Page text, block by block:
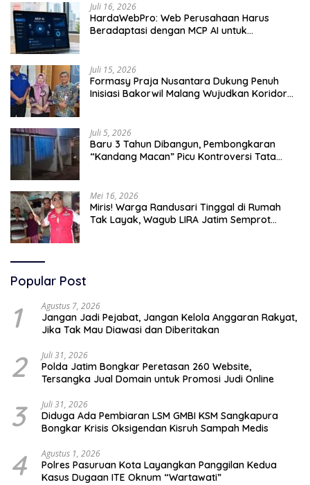
Juli 16, 2026
HardaWebPro: Web Perusahaan Harus
Beradaptasi dengan MCP AI untuk
Juli 15, 2026
Formasy Praja Nusantara Dukung Penuh
Inisiasi Bakorwil Malang Wujudkan Koridor
Juli 5, 2026
Baru 3 Tahun Dibangun, Pembongkaran
“Kandang Macan” Picu Kontroversi Tata
Mei 16, 2026
Miris! Warga Randusari Tinggal di Rumah
Tak Layak, Wagub LIRA Jatim Semprot
Popular Post
1 Agustus 7, 2026
Jangan Jadi Pejabat, Jangan Kelola Anggaran Rakyat,
Jika Tak Mau Diawasi dan Diberitakan
2 Juli 31, 2026
Polda Jatim Bongkar Peretasan 260 Website,
Tersangka Jual Domain untuk Promosi Judi Online
3 Juli 31, 2026
Diduga Ada Pembiaran LSM GMBI KSM Sangkapura
Bongkar Krisis Oksigendan Kisruh Sampah Medis
4 Agustus 1, 2026
Polres Pasuruan Kota Layangkan Panggilan Kedua
Kasus Dugaan ITE Oknum “Wartawati”